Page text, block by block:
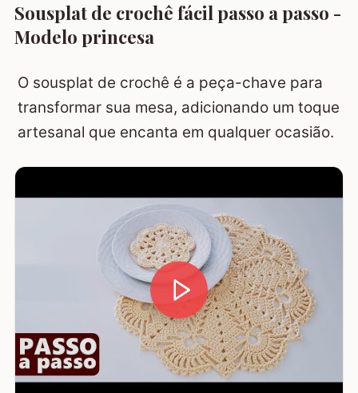
Sousplat de crochê fácil passo a passo -
Modelo princesa
O sousplat de crochê é a peça-chave para
transformar sua mesa, adicionando um toque
artesanal que encanta em qualquer ocasião.